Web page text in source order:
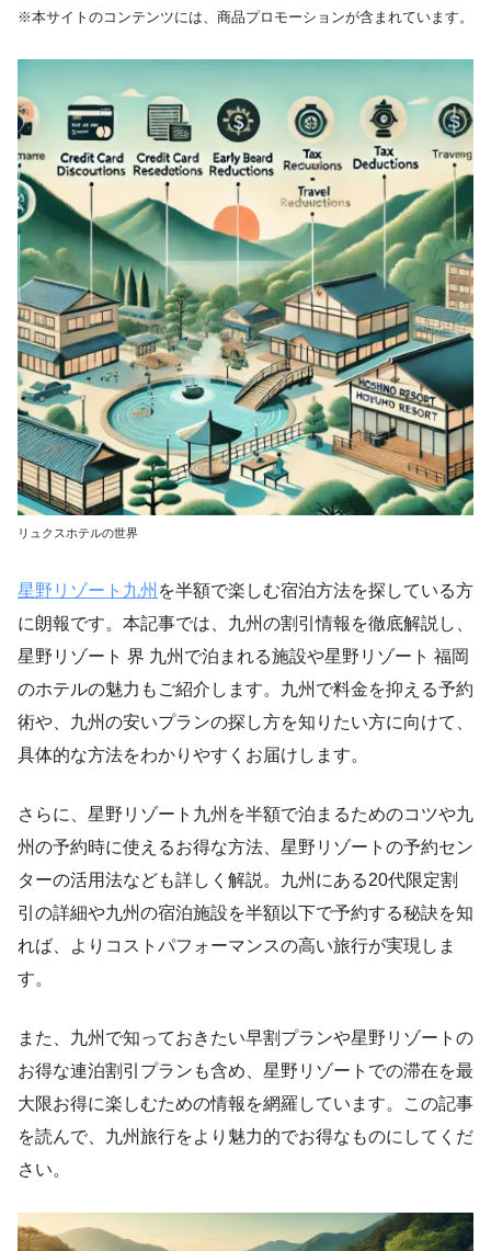
※本サイトのコンテンツには、商品プロモーションが含まれています。
リュクスホテルの世界
星野リゾート九州 を半額で楽しむ宿泊方法を探している方
に朗報です。本記事では、九州の割引情報を徹底解説し、
星野リゾート 界 九州で泊まれる施設や星野リゾート 福岡
のホテルの魅力もご紹介します。九州で料金を抑える予約
術や、九州の安いプランの探し方を知りたい方に向けて、
具体的な方法をわかりやすくお届けします。
さらに、星野リゾート九州を半額で泊まるためのコツや九
州の予約時に使えるお得な方法、星野リゾートの予約セン
ターの活用法なども詳しく解説。九州にある20代限定割
引の詳細や九州の宿泊施設を半額以下で予約する秘訣を知
れば、よりコストパフォーマンスの高い旅行が実現しま
す。
また、九州で知っておきたい早割プランや星野リゾートの
お得な連泊割引プランも含め、星野リゾートでの滞在を最
大限お得に楽しむための情報を網羅しています。この記事
を読んで、九州旅行をより魅力的でお得なものにしてくだ
さい。